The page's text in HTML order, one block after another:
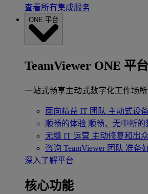
查看所有集成服务
ONE 平台
TeamViewer ONE 平台
一站式畅享主动式数字化工作场所
面向精益 IT 团队 主动式设
顺畅的体验 顺畅、无中断的
无缝 IT 运营 主动修复和出
咨询 TeamViewer 团队 准备
深入了解平台
核心功能